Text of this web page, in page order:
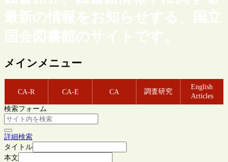
最新の情報をお知らせする、国立
国会図書館のサイトです。
メインメニュー
CA-R CA-E CA 調査研究
English
Articles
検索フォーム
詳細検索
タイトル
本文